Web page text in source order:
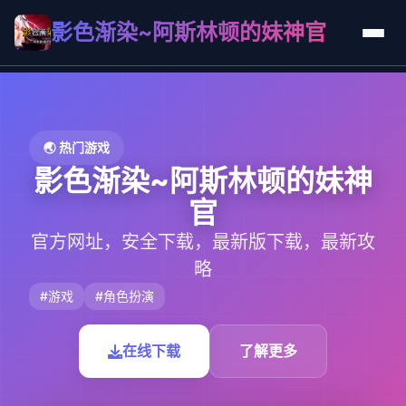
影色渐染~阿斯林顿的妹神官
🌏 热门游戏
影色渐染~阿斯林顿的妹神
官
官方网址，安全下载，最新版下载，最新攻
略
#游戏 #角色扮演
在线下载 了解更多